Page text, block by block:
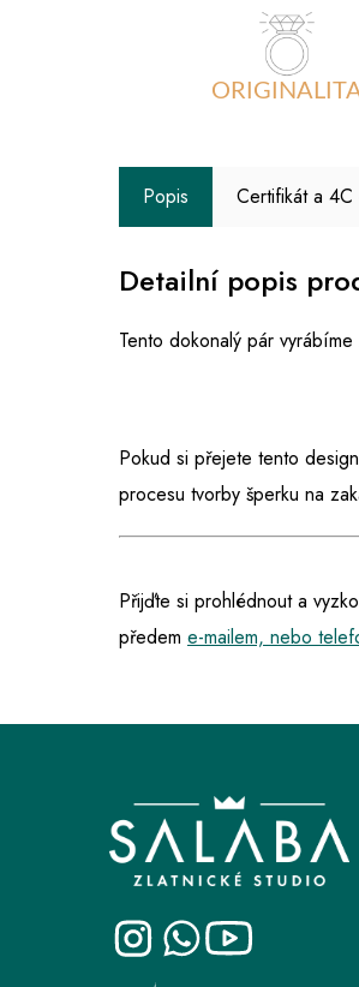
Popis Certifikát a 4C
Detailní popis
Tento dokonalý pár
Pokud si přejete tento
procesu tvorby šperku na
Přijďte si prohlédnout a
předem e-mailem, nebo